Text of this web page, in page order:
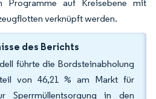
Programme auf Kreisebene mit
verknüpft werden.
des Berichts
führte die Bordsteinabholung
von 46,21 % am Markt für
Sperrmüllentsorgung in den